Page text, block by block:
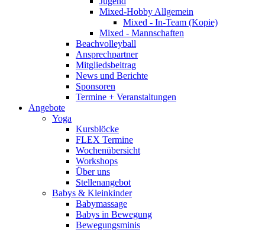
Mixed-Hobby Allgemein
Mixed - In-Team (Kopie)
Mixed - Mannschaften
Beachvolleyball
Ansprechpartner
Mitgliedsbeitrag
News und Berichte
Sponsoren
Termine + Veranstaltungen
Angebote
Yoga
Kursblöcke
FLEX Termine
Wochenübersicht
Workshops
Über uns
Stellenangebot
Babys & Kleinkinder
Babymassage
Babys in Bewegung
Bewegungsminis